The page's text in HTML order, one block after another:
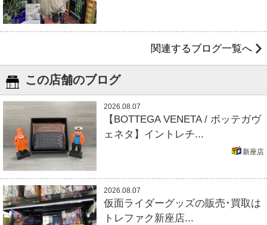
関連するブログ一覧へ
この店舗のブログ
2026.08.07
【BOTTEGA VENETA / ボッテガヴ
ェネタ】イントレチ...
新座店
2026.08.07
仮面ライダーグッズの販売･買取は
トレファク新座店...